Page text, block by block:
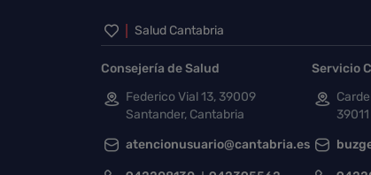
Inicio del pie de
Salud Cantabria
Consejería de Salud
Federico Vial 13, 39009
Santander, Cantabria
atencionusuario@cantabria.es
Servicio